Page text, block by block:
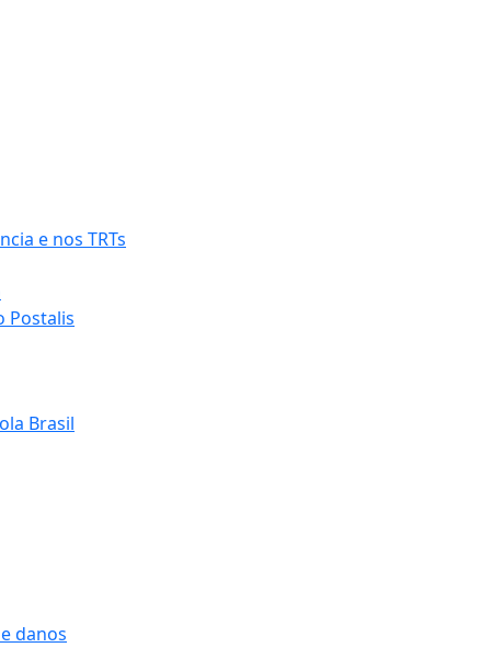
e nos TRTs
Postalis
Brasil
danos